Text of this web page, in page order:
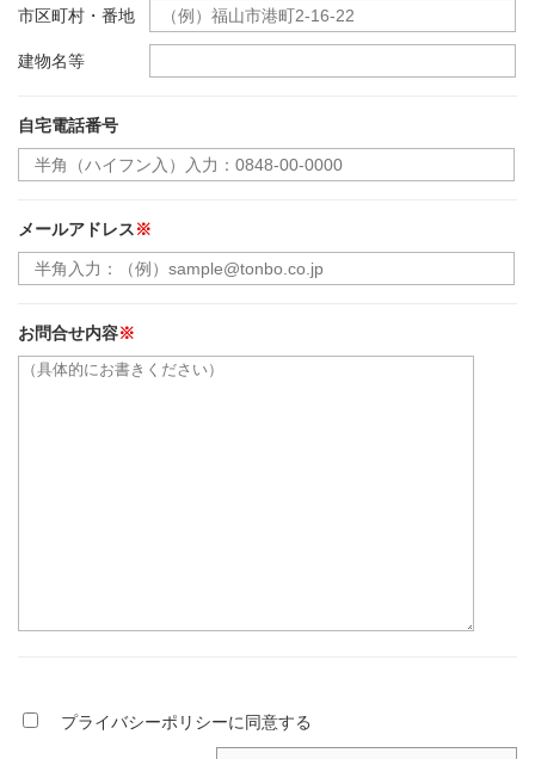
市区町村・番地
建物名等
自宅電話番号
メールアドレス ※
お問合せ内容※
プライバシーポリシーに同意する